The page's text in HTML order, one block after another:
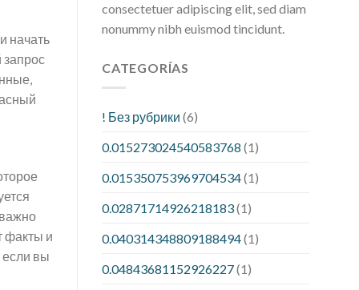
начать
запрос
факты и
если вы
consectetuer adipiscing elit, sed diam
nonummy nibh euismod tincidunt.
CATEGORÍAS
! Без рубрики (6)
0.015273024540583768 (1)
0.015350753969704534(1)
0.02871714926218183(1)
0.040314348809188494(1)
0.04843681152926227(1)